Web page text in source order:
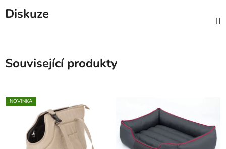
Diskuze
Související produkty
NOVINKA